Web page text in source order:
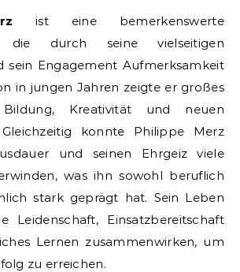
ist eine bemerkenswerte
die durch seine vielseitigen
sein Engagement Aufmerksamkeit
in jungen Jahren zeigte er großes
Kreativität und neuen
konnte Philippe Merz
und seinen Ehrgeiz viele
was ihn sowohl beruflich
stark geprägt hat. Sein Leben
Leidenschaft, Einsatzbereitschaft
Lernen zusammenwirken, um
zu erreichen.